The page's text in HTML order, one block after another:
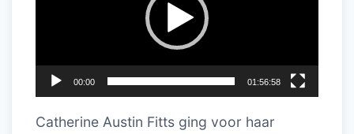
00:00 01:56:58
Catherine Austin Fitts ging voor haar